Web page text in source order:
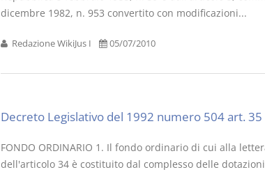
dicembre 1982, n. 953 convertito con modificazioni...
Redazione WikiJus I 05/07/2010
Decreto Legislativo del 1992 numero 504 art. 35
FONDO ORDINARIO 1. Il fondo ordinario di cui alla
dell'articolo 34 è costituito dal complesso delle